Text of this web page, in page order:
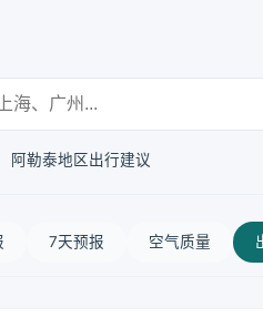
阿勒泰地区出行建议
7天预报 空气质量